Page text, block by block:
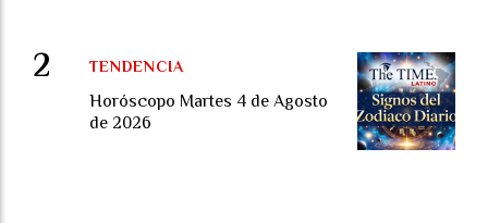
Horóscopo Martes 4 de Agosto
de 2026
TENDENCIA